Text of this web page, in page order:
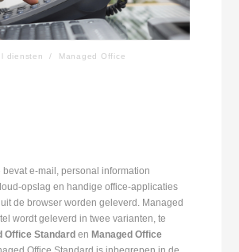
diensten / Managed Office
bevat e-mail, personal information
opslag en handige office-applicaties
de browser worden geleverd. Managed
wordt geleverd in twee varianten, te
Office Standard enManaged Office